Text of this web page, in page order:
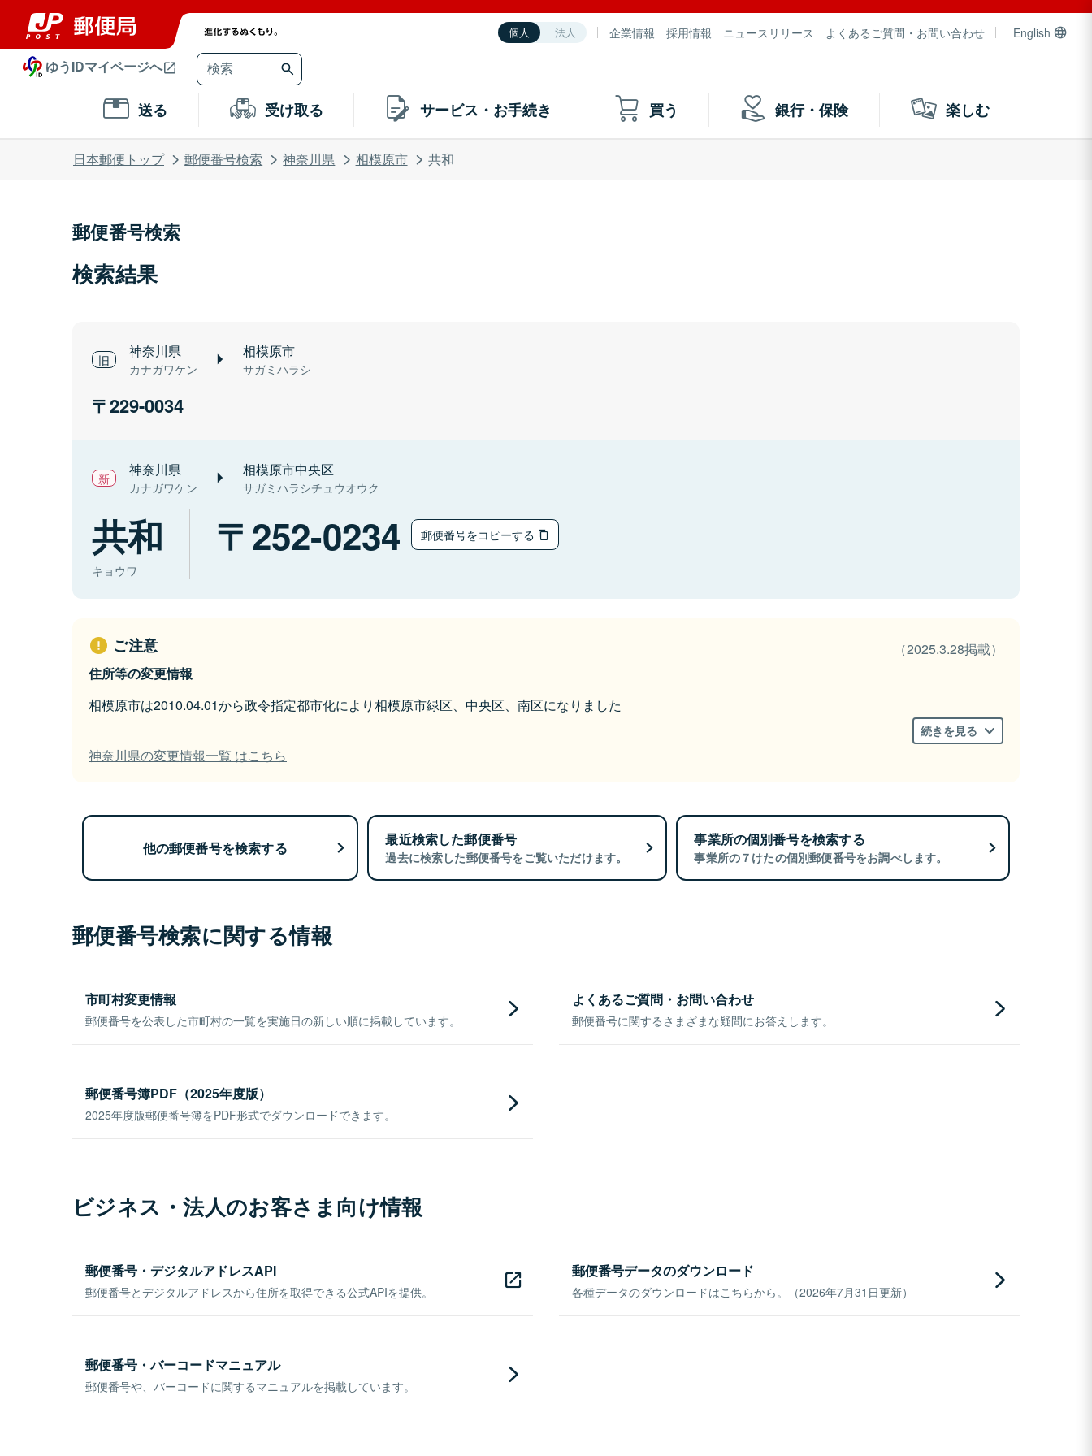
個人 法人 企業情報 採用情報 ニュースリリース よくあるご質問・お問い合わせ English
ゆうIDマイページへ
送る 受け取る サービス・お手続き 買う 銀行・保険 楽しむ
日本郵便トップ 郵便番号検索 神奈川県 相模原市 共和
郵便番号検索
検索結果
神奈川県
カナガワケン
相模原市
サガミハラシ
229-0034
神奈川県
カナガワケン
相模原市中央区
サガミハラシチュウオウク
共和
キョウワ
252-0234 郵便番号をコピーする
ご注意
（2025.3.28掲載）
住所等の変更情報
相模原市は2010.04.01から政令指定都市化により相模原市緑区、中央区、南区になりました
続きを見る
神奈川県の変更情報一覧 はこちら
他の郵便番号を検索する 最近検索した郵便番号
過去に検索した郵便番号をご覧いただけます。
事業所の個別番号を検索する
事業所の７けたの個別郵便番号をお調べします。
郵便番号検索に関する情報
市町村変更情報
郵便番号を公表した市町村の一覧を実施日の新しい順に掲載しています。
よくあるご質問・お問い合わせ
郵便番号に関するさまざまな疑問にお答えします。
郵便番号簿PDF（2025年度版）
2025年度版郵便番号簿をPDF形式でダウンロードできます。
ビジネス・法人のお客さま向け情報
郵便番号・デジタルアドレスAPI
郵便番号とデジタルアドレスから住所を取得できる公式APIを提供。
郵便番号データのダウンロード
各種データのダウンロードはこちらから。（2026年7月31日更新）
郵便番号・バーコードマニュアル
郵便番号や、バーコードに関するマニュアルを掲載しています。